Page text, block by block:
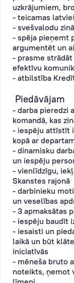
uzkrājumiem,
- teicamas
- svešvalodu
- spēja pieņemt
argumentēt un
- prasme
efektīvu
- atbilstība
Piedāvājam
- darba pieredzi
komandā, kas
- iespēju attīstīt
kopā ar
- dinamisku
un iespēju
- vienlīdzīgu,
Skanstes rajonā
- darbinieku
un veselības
- 3 apmaksātas
- iespēju baudīt
- iesaisti un
laikā un būt
iniciatīvās
- mēneša bruto
noteikts, ņemot